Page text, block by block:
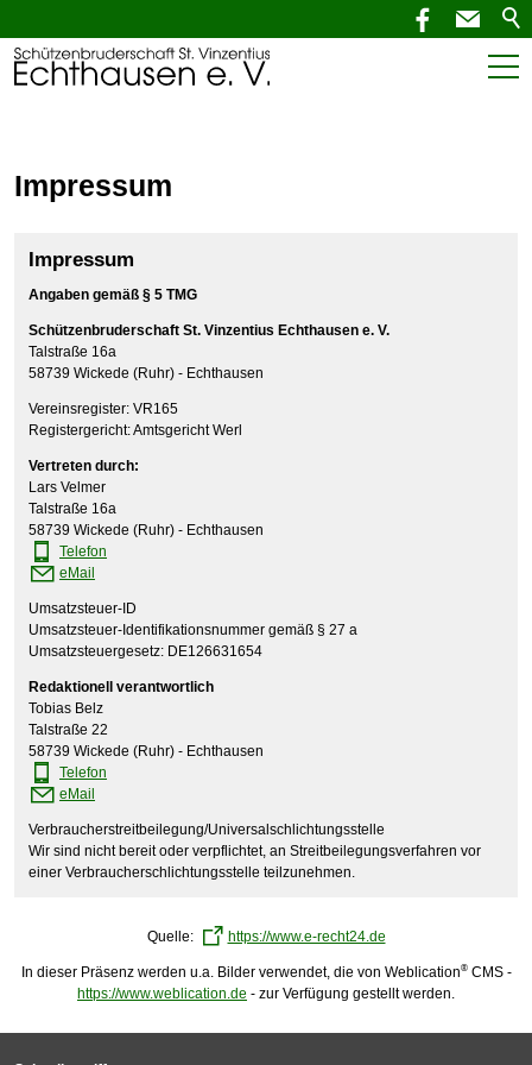
Aktuelles
Termine
Verein
Service
Kontakt
Impressum
Impressum
Angaben gemäß § 5 TMG
Schützenbruderschaft St. Vinzentius Echthausen e. V.
Talstraße 16a
58739 Wickede (Ruhr) - Echthausen
Vereinsregister: VR165
Registergericht: Amtsgericht Werl
Vertreten durch:
Lars Velmer
Talstraße 16a
58739 Wickede (Ruhr) - Echthausen
Telefon
eMail
Umsatzsteuer-ID
Umsatzsteuer-Identifikationsnummer gemäß § 27 a
Umsatzsteuergesetz: DE126631654
Redaktionell verantwortlich
Tobias Belz
Talstraße 22
58739 Wickede (Ruhr) - Echthausen
Telefon
eMail
Verbraucherstreitbeilegung/Universalschlichtungsstelle
Wir sind nicht bereit oder verpflichtet, an Streitbeilegungsverfahren vor
einer Verbraucherschlichtungsstelle teilzunehmen.
Quelle: https://www.e-recht24.de
In dieser Präsenz werden u.a. Bilder verwendet, die von Weblication®CMS -
https://www.weblication.de - zur Verfügung gestellt werden.